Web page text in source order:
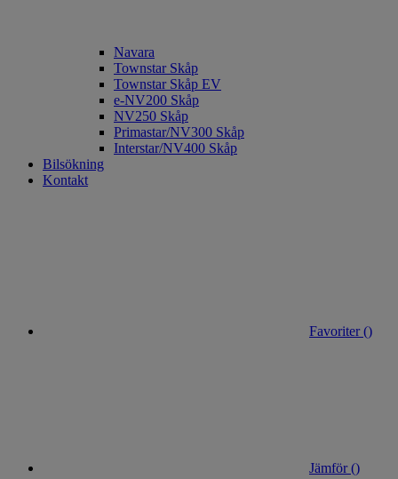
Navara
Townstar Skåp
Townstar Skåp EV
e-NV200 Skåp
NV250 Skåp
Primastar/NV300 Skåp
Interstar/NV400 Skåp
Bilsökning
Kontakt
Favoriter ()
Jämför ()